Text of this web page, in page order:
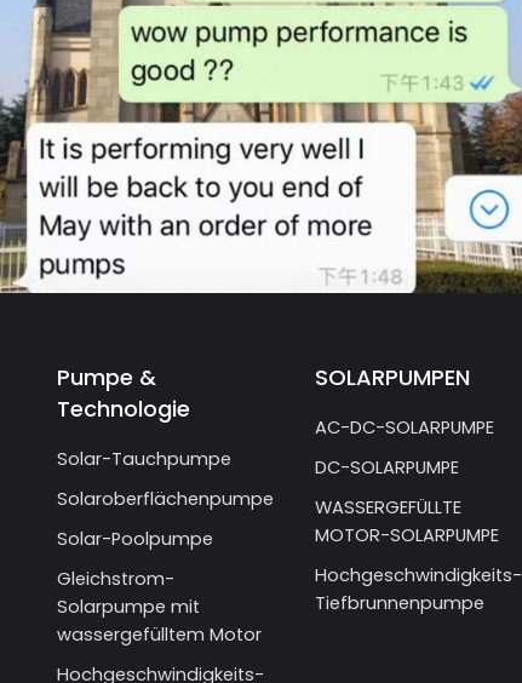
Pumpe &
Technologie
Solar-Tauchpumpe
Solaroberflächenpumpe
Solar-Poolpumpe
Gleichstrom-
Solarpumpe mit
wassergefülltem Motor
Hochgeschwindigkeits-
SOLARPUMPEN
AC-DC-SOLARPUMPE
DC-SOLARPUMPE
WASSERGEFÜLLTE
MOTOR-SOLARPUMPE
Hochgeschwindigkeits-
Tiefbrunnenpumpe